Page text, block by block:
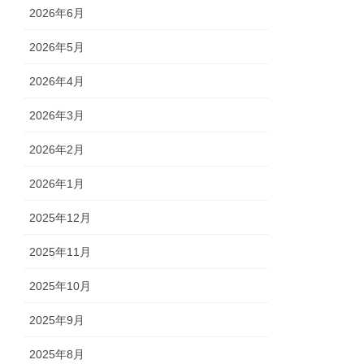
2026年6月
2026年5月
2026年4月
2026年3月
2026年2月
2026年1月
2025年12月
2025年11月
2025年10月
2025年9月
2025年8月